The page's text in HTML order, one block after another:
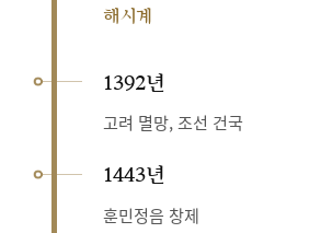
해시계
1392년
고려 멸망, 조선 건국
1443년
훈민정음 창제